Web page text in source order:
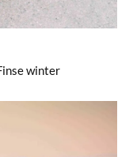
winter